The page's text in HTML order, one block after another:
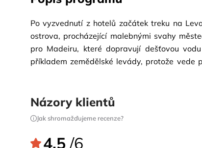
Po vyzvednutí z hotelů začátek treku na
ostrova, procházející malebnými svahy
pro Madeiru, které dopravují dešťovou
příkladem zemědělské levády, protože vede
Skvělá příležitost obdivovat bohatou
Návrat do hotelů/místa vyzvednutí.
Úroveň: střední
Vzdálenost: cca 11,8 km
Názory klientů
Jak shromažďujeme recenze?
4.5 /6